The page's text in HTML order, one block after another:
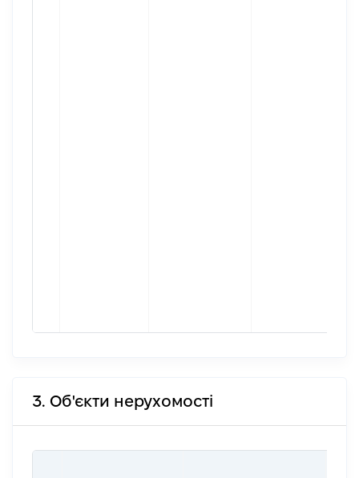
3. Об'єкти нерухомості